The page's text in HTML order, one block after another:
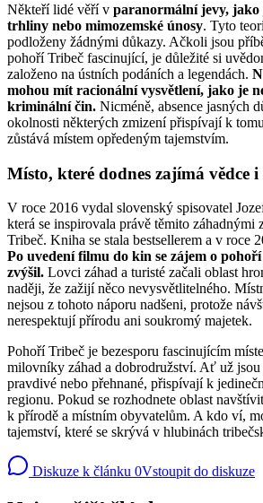
Někteří lidé věří v paranormální jevy, jako
trhliny nebo mimozemské únosy. Tyto
podloženy žádnými důkazy. Ačkoli jsou
pohoří Tribeč fascinující, je důležité si
založeno na ústních podáních a legendách.
mohou mít racionální vysvětlení, jako je
kriminální čin. Nicméně, absence jasných
okolnosti některých zmizení přispívají k
zůstává místem opředeným tajemstvím.
Místo, které dodnes zajímá vědce
V roce 2016 vydal slovenský spisovatel
která se inspirovala právě těmito záhadnými
Tribeč. Kniha se stala bestsellerem a v roce
Po uvedení filmu do kin se zájem o
zvýšil. Lovci záhad a turisté začali oblast
naději, že zažijí něco nevysvětlitelného.
nejsou z tohoto náporu nadšeni, protože
nerespektují přírodu ani soukromý majetek.
Pohoří Tribeč je bezesporu fascinujícím
milovníky záhad a dobrodružství. Ať už
pravdivé nebo přehnané, přispívají k
regionu. Pokud se rozhodnete oblast
k přírodě a místním obyvatelům. A kdo ví,
tajemství, které se skrývá v hlubinách
Diskuze k článku 0Vstoupit do diskuze